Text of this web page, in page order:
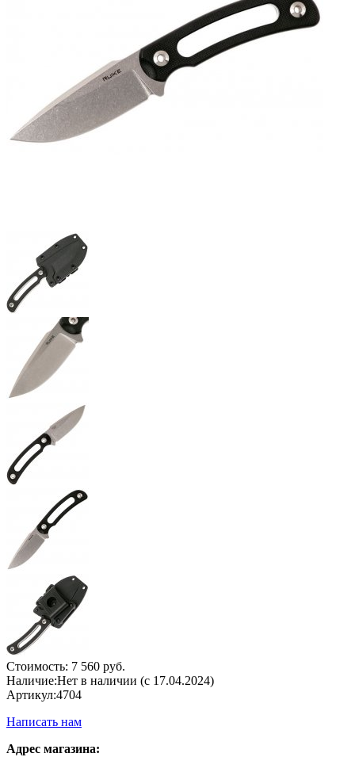
Стоимость: 7 560 руб.
Наличие:Нет в наличии (с 17.04.2024)
Артикул:4704
Написать нам
Адрес магазина: